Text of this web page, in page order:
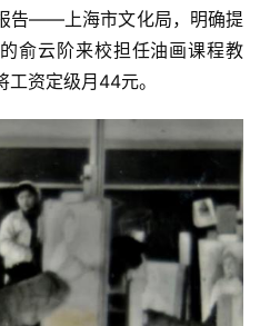
告——上海市文化局，明确提
俞云阶来校担任油画课程教
资定级月44元。